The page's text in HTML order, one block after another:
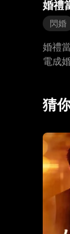
婚禮
閃婚
婚禮
電成
猜